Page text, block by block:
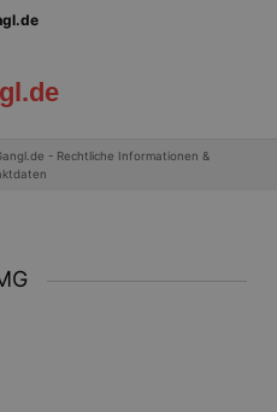
- Rechtliche Informationen &